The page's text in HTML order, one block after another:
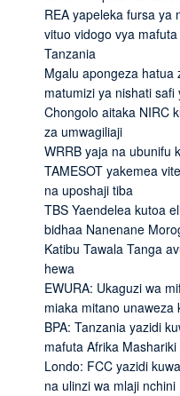
REA yapeleka fursa ya
vituo vidogo vya
Tanzania
Mgalu apongeza hatua
matumizi ya nishati safi
Chongolo aitaka NIRC
za umwagiliaji
WRRB yaja na ubunifu
TAMESOT yakemea
na uposhaji tiba
TBS Yaendelea kutoa
bidhaa Nanenane
Katibu Tawala Tanga
hewa
EWURA: Ukaguzi wa
miaka mitano unaweza
BPA: Tanzania yazidi
mafuta Afrika
Londo: FCC yazidi
na ulinzi wa mlaji nchini